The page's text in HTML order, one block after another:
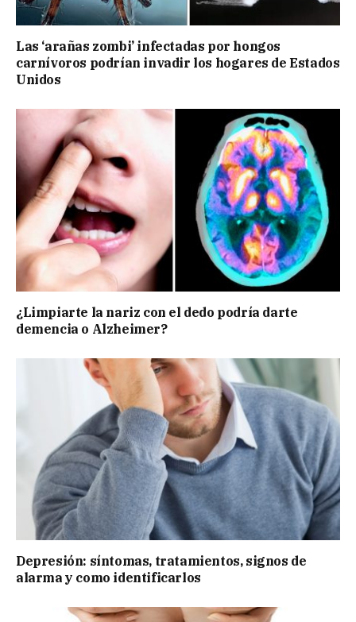
Las ‘arañas zombi’ infectadas por hongos
carnívoros podrían invadir los hogares de Estados
Unidos
¿Limpiarte la nariz con el dedo podría darte
demencia o Alzheimer?
Depresión: síntomas, tratamientos, signos de
alarma y como identificarlos